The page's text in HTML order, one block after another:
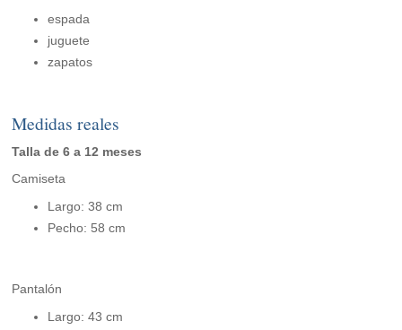
espada
juguete
zapatos
Medidas reales
Talla de 6 a 12 meses
Camiseta
Largo: 38 cm
Pecho: 58 cm
Pantalón
Largo: 43 cm